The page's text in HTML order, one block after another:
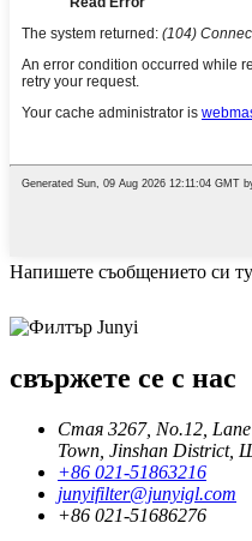
Напишете съобщението си
свържете се с нас
Стая 3267, No.12,
Town, Jinshan District,
+86 021-51863216
junyifilter@junyigl.com
+86 021-51686276